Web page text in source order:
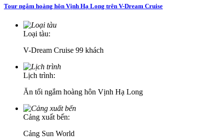
Tour ngắm hoàng hôn Vịnh Hạ Long trên V-Dream Cruise
Loại tàu:
V-Dream Cruise 99 khách
Lịch trình:
Ăn tối ngắm hoàng hôn Vịnh Hạ Long
Cảng xuất bến:
Cảng Sun World